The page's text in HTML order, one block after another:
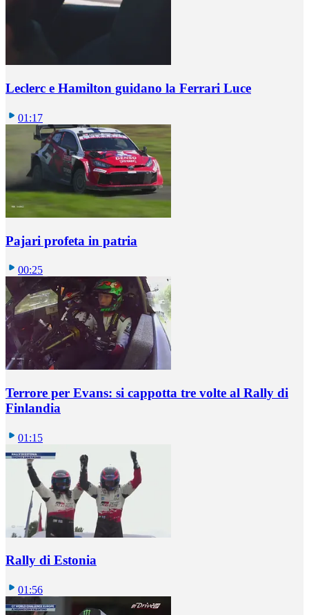
Leclerc e Hamilton guidano la Ferrari Luce
01:17
Pajari profeta in patria
00:25
Terrore per Evans: si cappotta tre volte al Rally di
Finlandia
01:15
Rally di Estonia
01:56